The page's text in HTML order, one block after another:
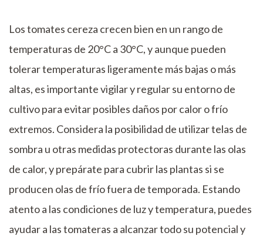
Los tomates cereza crecen bien en un rango de
temperaturas de 20°C a 30°C, y aunque pueden
tolerar temperaturas ligeramente más bajas o más
altas, es importante vigilar y regular su entorno de
cultivo para evitar posibles daños por calor o frío
extremos. Considera la posibilidad de utilizar telas de
sombra u otras medidas protectoras durante las olas
de calor, y prepárate para cubrir las plantas si se
producen olas de frío fuera de temporada. Estando
atento a las condiciones de luz y temperatura, puedes
ayudar a las tomateras a alcanzar todo su potencial y